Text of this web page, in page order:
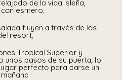
de la vida isleña,
esmero.
fluyen a través de los
resort,
Tropical Superior y
unos pasos de su puerta, lo
perfecto para darse un